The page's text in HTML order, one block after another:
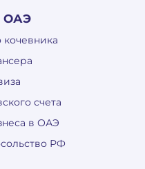
ОАЭ
счета
в ОАЭ
РФ